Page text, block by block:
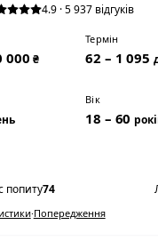
4.9 · 5 937 відгуків
000₴
Термін
62 – 1 095
Вік
18 – 60
попиту74
·Попередження